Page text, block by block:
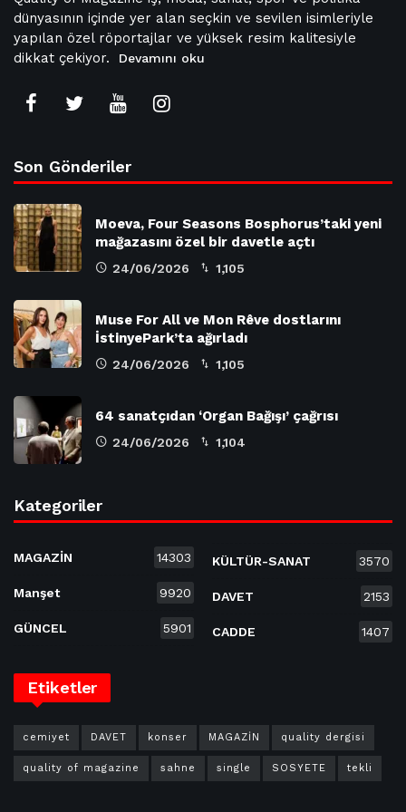
dünyasının içinde yer alan seçkin ve sevilen isimleriyle
yapılan özel röportajlar ve yüksek resim kalitesiyle
dikkat çekiyor.
Devamını oku
Son Gönderiler
Moeva, Four Seasons Bosphorus’taki yeni
mağazasını özel bir davetle açtı
24/06/2026 1,105
Muse For All ve Mon Rêve dostlarını
İstinyePark’ta ağırladı
24/06/2026 1,105
64 sanatçıdan ‘Organ Bağışı’ çağrısı
24/06/2026 1,104
Kategoriler
MAGAZİN 14303
Manşet 9920
GÜNCEL 5901
KÜLTÜR-SANAT 3570
DAVET 2153
CADDE 1407
Etiketler
cemiyet DAVET konser MAGAZİN quality dergisi
quality of magazine sahne single SOSYETE tekli